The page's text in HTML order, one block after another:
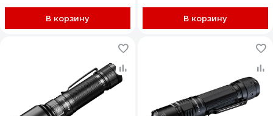
комплекте 4606400106555
В корзину В корзину